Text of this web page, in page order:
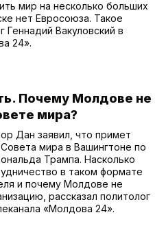
мир на несколько больших
нет Евросоюза. Такое
Геннадий Вакуловский в
24».
Почему Молдове не
мира?
Дан заявил, что примет
мира в Вашингтоне по
Трампа. Насколько
в таком формате
и почему Молдове не
рассказал политолог
«Молдова 24».